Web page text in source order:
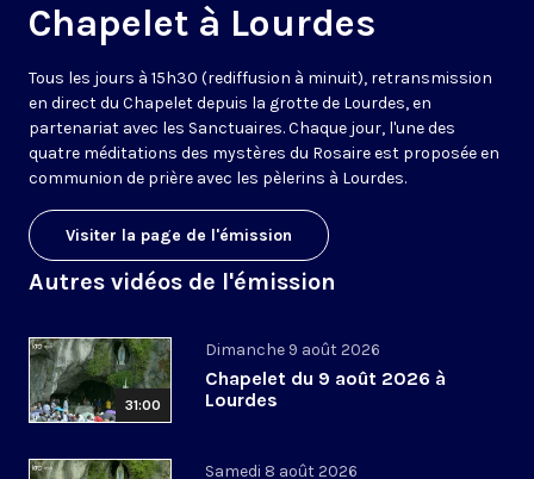
Chapelet à Lourdes
Tous les jours à 15h30 (rediffusion à minuit), retransmission
en direct du Chapelet depuis la grotte de Lourdes, en
partenariat avec les Sanctuaires. Chaque jour, l'une des
quatre méditations des mystères du Rosaire est proposée en
communion de prière avec les pèlerins à Lourdes.
Visiter la page de l'émission
Autres vidéos de l'émission
31:00
Dimanche 9 août 2026
Chapelet du 9 août 2026 à
Lourdes
Samedi 8 août 2026